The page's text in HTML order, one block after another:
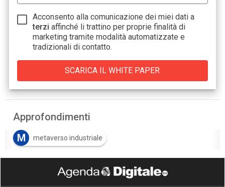
Acconsento alla comunicazione dei miei dati a
terzi affinché li trattino per proprie finalità di
marketing tramite modalità automatizzate e
tradizionali di contatto.
Approfondimenti
M
metaverso industriale